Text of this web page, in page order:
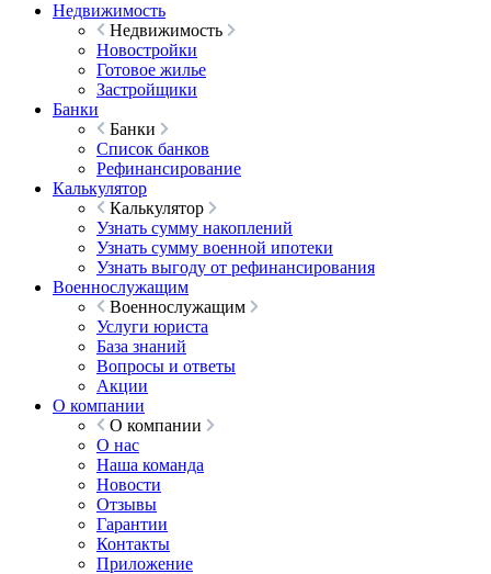
Недвижимость
Недвижимость
Новостройки
Готовое жилье
Застройщики
Банки
Банки
Список банков
Рефинансирование
Калькулятор
Калькулятор
Узнать сумму накоплений
Узнать сумму военной ипотеки
Узнать выгоду от рефинансирования
Военнослужащим
Военнослужащим
Услуги юриста
База знаний
Вопросы и ответы
Акции
О компании
О компании
О нас
Наша команда
Новости
Отзывы
Гарантии
Контакты
Приложение